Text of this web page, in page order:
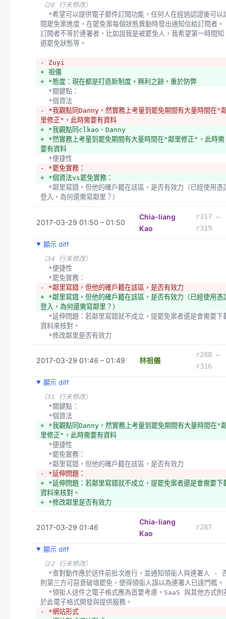
（28 行未修改）
閱罷免案進度，在罷免案每個狀態異動時發出通知信給訂閱者。
訂閱者不等於連署者，比如說我是被罷免人，我希望第一時間知
道罷免狀態等。
- Zuyi
+ 祖儀
+ *態度：現在都是打造新制度。興利之餘，重於防弊
  *關鍵點：
  *個資法
- *我觀點同Danny，然實務上考量到罷免期間有大量時間在"
里修正"，此時需要有資料
+ *我觀點同clkao、Danny
+ *然實務上考量到罷免期間有大量時間在"鄰里修正"，此時需
要有資料
  *便捷性
- *罷免實務：
+ *個資法vs罷免實務：
登入，為何還需寫鄰里？）
資料來核對。
+ *便捷性vs罷免像賭博：灌水情況
+ *不知道資料的有效性
+ *
+ *小結：定期查證戶籍、隨到隨審
2017-03-29 01:50 – 01:50
Chia-liang
Kao
r317 –
r319
顯示 diff
（34 行未修改）
  *便捷性
  *罷免實務：
- *鄰里寫錯，但他的確戶籍在該區，是否有效力
+ *鄰里寫錯，但他的確戶籍在該區，是否有效力（已經使用憑
登入，為何還需寫鄰里？）
資料來核對。
  *修改鄰里是否有效力
2017-03-29 01:46 – 01:49 林祖儀
r288 –
r316
顯示 diff
（31 行未修改）
  *關鍵點：
  *個資法
+ *我觀點同Danny，然實務上考量到罷免期間有大量時間在"
里修正"，此時需要有資料
  *便捷性
  *罷免實務：
  *鄰里寫錯，但他的確戶籍在該區，是否有效力
- *延伸問題：
+ *延伸問題：若鄰里寫錯就不成立，提罷免案者還是會需要下
資料來核對。
+ *修改鄰里是否有效力
2017-03-29 01:46
Chia-liang
Kao
r287
顯示 diff
（22 行未修改）
則第三方可惡意破壞罷免，使得領銜人誤以為連署人已達門檻。
於此電子格式開發與提供服務。
- *網站形式